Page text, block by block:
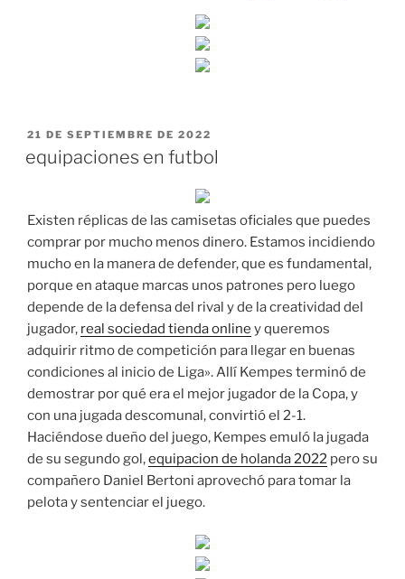
PUBLICADO
21 DE SEPTIEMBRE DE 2022
equipaciones en futbol
Existen réplicas de las camisetas oficiales que puedes
comprar por mucho menos dinero. Estamos incidiendo
mucho en la manera de defender, que es fundamental,
porque en ataque marcas unos patrones pero luego
depende de la defensa del rival y de la creatividad del
jugador, real sociedad tienda online y queremos
adquirir ritmo de competición para llegar en buenas
condiciones al inicio de Liga». Allí Kempes terminó de
demostrar por qué era el mejor jugador de la Copa, y
con una jugada descomunal, convirtió el 2-1.
Haciéndose dueño del juego, Kempes emuló la jugada
de su segundo gol,equipacion de holanda 2022 pero su
compañero Daniel Bertoni aprovechó para tomar la
pelota y sentenciar el juego.